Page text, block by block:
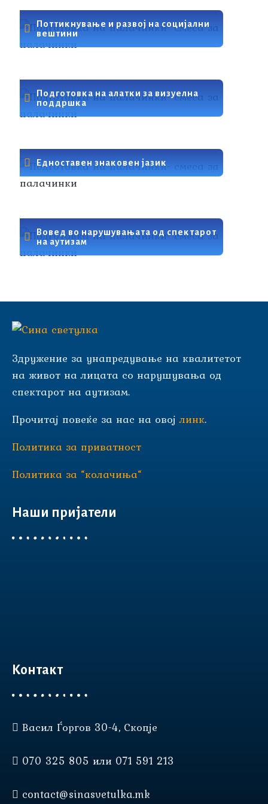
Поттикнување и развој на социјални
вештини
Подготовка на алатки за визуелна
поддршка
Едноставен знаковен јазик
Вовед во нарушувањата од спектарот
на аутизам
Здружение за унапредување на квалитетот
на живот на лицата со нарушувања од
спектарот на аутизам.
Прочитај повеќе за нас на овојлинк.
Политика за приватност
Политика за “колачиња“
Наши пријатели
Контакт
Васил Ѓоргов 30-4, Скопје
070 325 805 или 071 591 213
contact@sinasvetulka.mk
колачиња (cookies) за да Ви
корисничко искуство.